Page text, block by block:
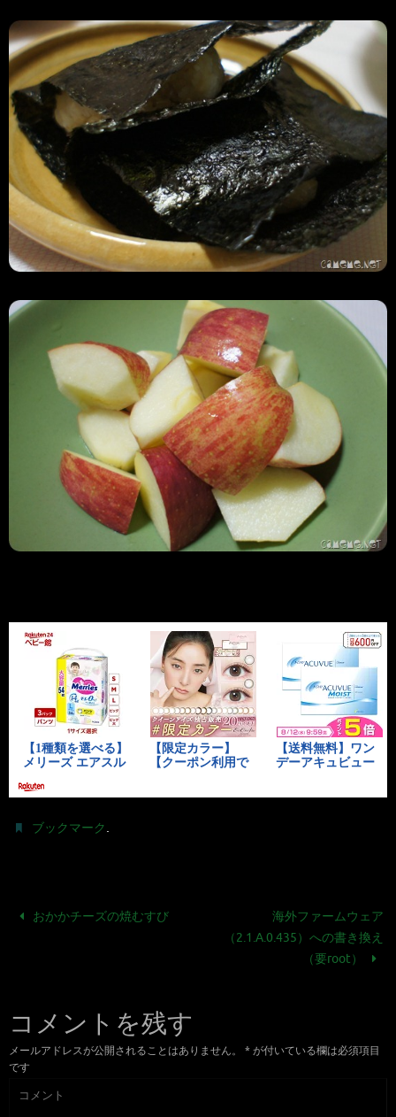
ブックマーク.
おかかチーズの焼むすび
海外ファームウェア
（2.1.A.0.435）への書き換え
（要root）
コメントを残す
メールアドレスが公開されることはありません。 * が付いている欄は必須項目
です